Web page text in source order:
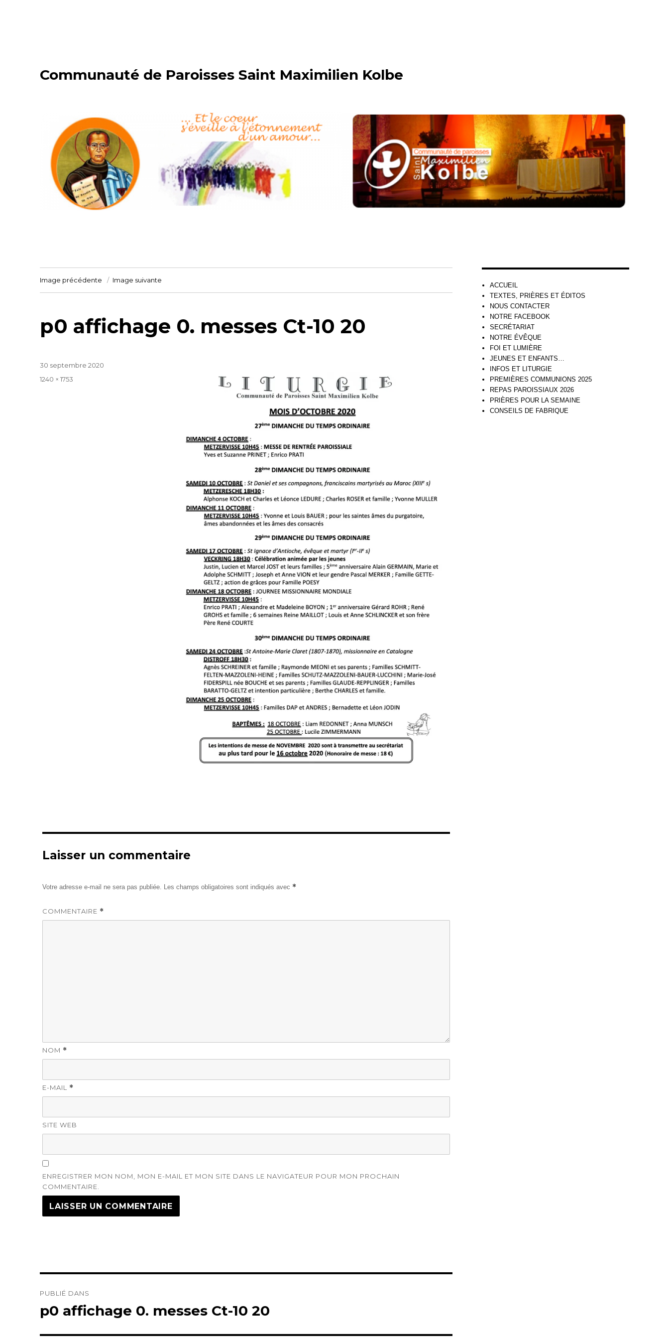
Communauté de Paroisses Saint Maximilien Kolbe
Image précédente Image suivante
p0 affichage 0. messes Ct-10 20
Publié
le
30 septembre 2020
Taille
1240 × 1753
Laisser un commentaire
Votre adresse e-mail ne sera pas publiée. Les champs obligatoires sont indiqués avec *
COMMENTAIRE *
NOM *
E-MAIL *
SITE WEB
ENREGISTRER MON NOM, MON E-MAIL ET MON SITE DANS LE NAVIGATEUR POUR MON PROCHAIN
COMMENTAIRE.
de
PUBLIÉ DANS
p0 affichage 0. messes Ct-10 20
ACCUEIL
TEXTES, PRIÈRES ET ÉDITOS
NOUS CONTACTER
NOTRE FACEBOOK
SECRÉTARIAT
NOTRE ÉVÊQUE
FOI ET LUMIÈRE
JEUNES ET ENFANTS…
INFOS ET LITURGIE
PREMIÈRES COMMUNIONS 2025
REPAS PAROISSIAUX 2026
PRIÈRES POUR LA SEMAINE
CONSEILS DE FABRIQUE